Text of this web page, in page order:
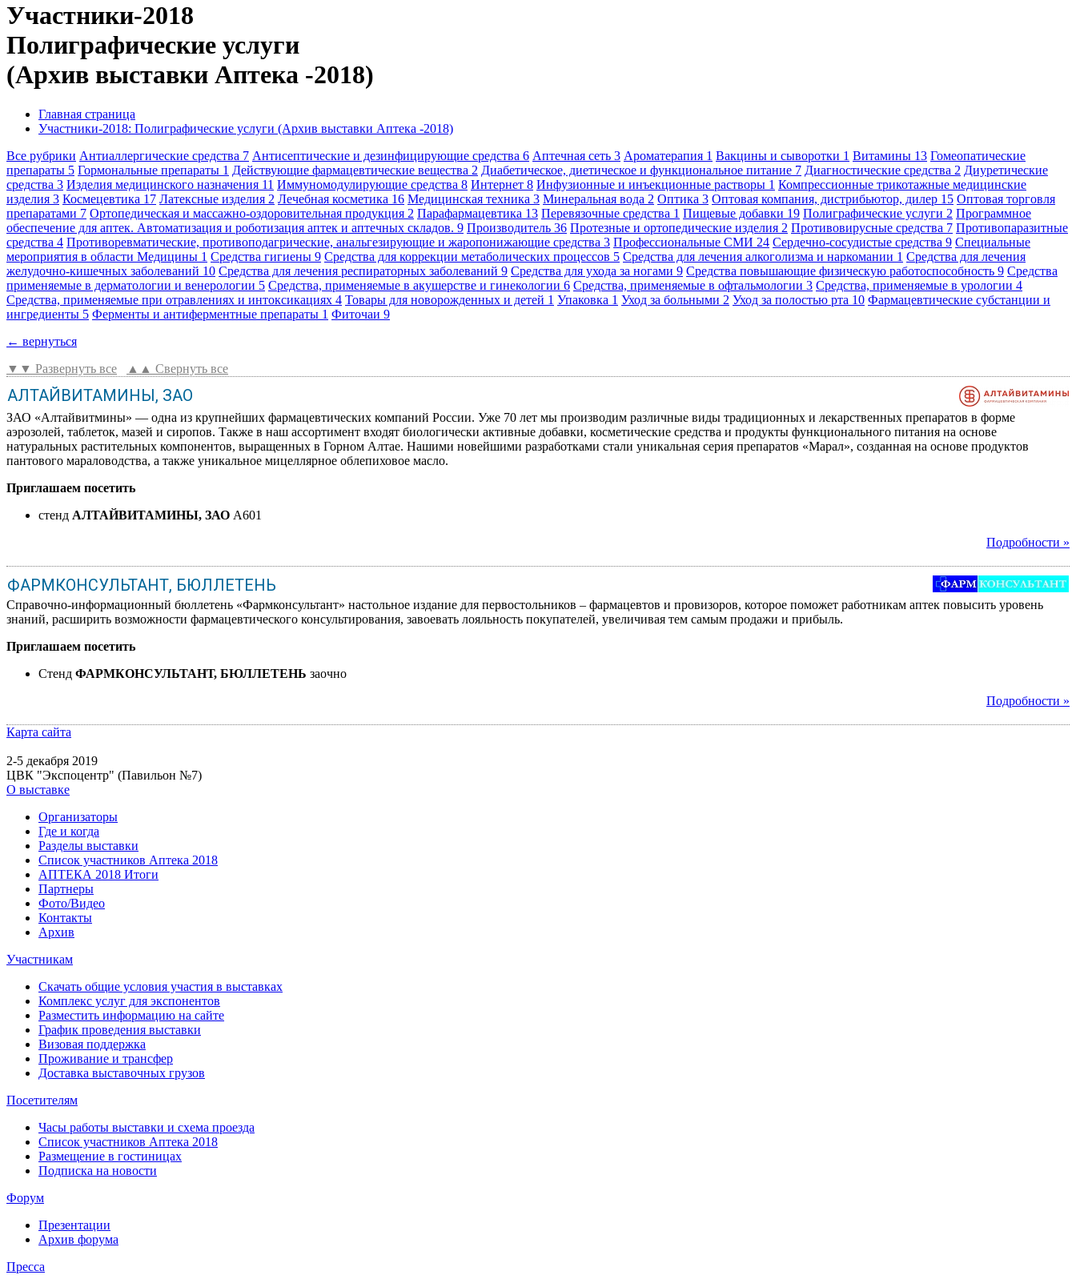
Участники-2018
Полиграфические услуги
(Архив выставки Аптека -2018)
Главная страница
Участники-2018: Полиграфические услуги (Архив выставки Аптека -2018)
Все рубрики Антиаллергические средства 7 Антисептические и дезинфицирующие средства 6 Аптечная сеть 3 Ароматерапия 1 Вакцины и сыворотки 1 Витамины 13 Гомеопатические
препараты 5 Гормональные препараты 1 Действующие фармацевтические вещества 2 Диабетическое, диетическое и функциональное питание 7 Диагностические средства 2 Диуретические
средства 3 Изделия медицинского назначения 11 Иммуномодулирующие средства 8 Интернет 8 Инфузионные и инъекционные растворы 1 Компрессионные трикотажные медицинские
изделия 3 Космецевтика 17 Латексные изделия 2 Лечебная косметика 16 Медицинская техника 3 Минеральная вода 2 Оптика 3 Оптовая компания, дистрибьютор, дилер 15 Оптовая торговля
препаратами 7 Ортопедическая и массажно-оздоровительная продукция 2 Парафармацевтика 13 Перевязочные средства 1 Пищевые добавки 19 Полиграфические услуги 2 Программное
обеспечение для аптек. Автоматизация и роботизация аптек и аптечных складов. 9 Производитель 36 Протезные и ортопедические изделия 2 Противовирусные средства 7 Противопаразитные
средства 4 Противоревматические, противоподагрические, анальгезирующие и жаропонижающие средства 3 Профессиональные СМИ 24 Сердечно-сосудистые средства 9 Специальные
мероприятия в области Медицины 1 Средства гигиены 9 Средства для коррекции метаболических процессов 5 Средства для лечения алкоголизма и наркомании 1 Средства для лечения
желудочно-кишечных заболеваний 10 Средства для лечения респираторных заболеваний 9 Средства для ухода за ногами 9 Средства повышающие физическую работоспособность 9 Средства
применяемые в дерматологии и венерологии 5 Средства, применяемые в акушерстве и гинекологии 6 Средства, применяемые в офтальмологии 3 Средства, применяемые в урологии 4
Средства, применяемые при отравлениях и интоксикациях 4 Товары для новорожденных и детей 1 Упаковка 1 Уход за больными 2 Уход за полостью рта 10 Фармацевтические субстанции и
ингредиенты 5 Ферменты и антиферментные препараты 1 Фиточаи 9
← вернуться
▼▼ Развернуть все
▲▲ Свернуть все
АЛТАЙВИТАМИНЫ, ЗАО
ЗАО «Алтайвитмины» — одна из крупнейших фармацевтических компаний России. Уже 70 лет мы производим различные виды традиционных и лекарственных препаратов в форме
аэрозолей, таблеток, мазей и сиропов. Также в наш ассортимент входят биологически активные добавки, косметические средства и продукты функционального питания на основе
натуральных растительных компонентов, выращенных в Горном Алтае. Нашими новейшими разработками стали уникальная серия препаратов «Марал», созданная на основе продуктов
пантового мараловодства, а также уникальное мицеллярное облепиховое масло.
Приглашаем посетить
стенд АЛТАЙВИТАМИНЫ, ЗАО A601
Подробности »
ФАРМКОНСУЛЬТАНТ, БЮЛЛЕТЕНЬ
Справочно-информационный бюллетень «Фармконсультант» настольное издание для первостольников – фармацевтов и провизоров, которое поможет работникам аптек повысить уровень
знаний, расширить возможности фармацевтического консультирования, завоевать лояльность покупателей, увеличивая тем самым продажи и прибыль.
Приглашаем посетить
Стенд ФАРМКОНСУЛЬТАНТ, БЮЛЛЕТЕНЬ заочно
Подробности »
Карта сайта
2-5 декабря 2019
ЦВК "Экспоцентр" (Павильон №7)
О выставке
Организаторы
Где и когда
Разделы выставки
Список участников Аптека 2018
АПТЕКА 2018 Итоги
Партнеры
Фото/Видео
Контакты
Архив
Участникам
Скачать общие условия участия в выставках
Комплекс услуг для экспонентов
Разместить информацию на сайте
График проведения выставки
Визовая поддержка
Проживание и трансфер
Доставка выставочных грузов
Посетителям
Часы работы выставки и схема проезда
Список участников Аптека 2018
Размещение в гостиницах
Подписка на новости
Форум
Презентации
Архив форума
Пресса